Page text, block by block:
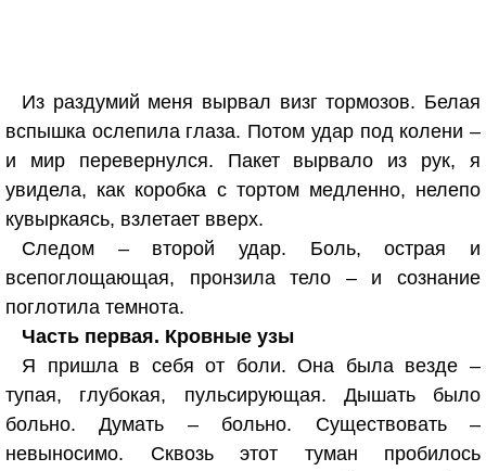
Из раздумий меня вырвал визг тормозов. Белая
вспышка ослепила глаза. Потом удар под колени –
и мир перевернулся. Пакет вырвало из рук, я
увидела, как коробка с тортом медленно, нелепо
кувыркаясь, взлетает вверх.
Следом – второй удар. Боль, острая и
всепоглощающая, пронзила тело – и сознание
поглотила темнота.
Часть первая. Кровные узы
Я пришла в себя от боли. Она была везде –
тупая, глубокая, пульсирующая. Дышать было
больно. Думать – больно. Существовать –
невыносимо. Сквозь этот туман пробилось